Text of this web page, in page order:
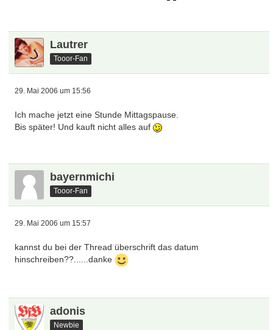
Lautrer
Tooor-Fan
29. Mai 2006 um 15:56
Ich mache jetzt eine Stunde Mittagspause.
Bis später! Und kauft nicht alles auf
bayernmichi
Tooor-Fan
29. Mai 2006 um 15:57
kannst du bei der Thread überschrift das datum
hinschreiben??......danke
adonis
Newbie